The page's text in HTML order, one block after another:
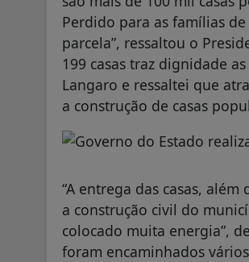
Perdido para as famílias
parcela”, ressaltou o
199 casas traz dignidade
Langaro e ressaltei que
a construção de casas
“A entrega das casas,
a construção civil do
colocado muita energia”,
foram encaminhados